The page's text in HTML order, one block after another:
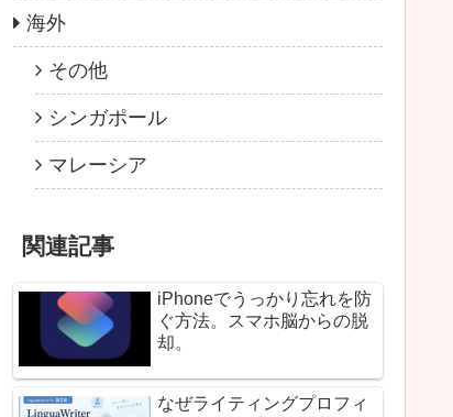
海外
その他
シンガポール
マレーシア
関連記事
iPhoneでうっかり忘れを防
ぐ方法。スマホ脳からの脱
却。
なぜライティングプロフィ